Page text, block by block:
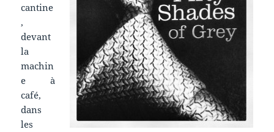
cantine
,
devant
la
machin
e à
café,
dans
les